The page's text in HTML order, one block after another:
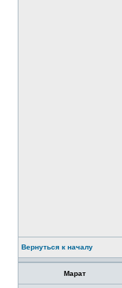
Вернуться к началу
Марат